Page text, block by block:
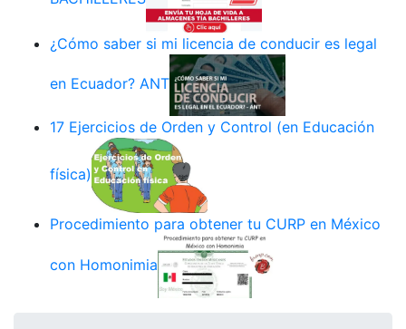
¿Cómo saber si mi licencia de conducir es legal
en Ecuador? ANT
17 Ejercicios de Orden y Control (en Educación
física)
Procedimiento para obtener tu CURP en México
con Homonimia